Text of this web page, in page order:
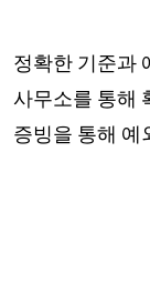
정확한 기준과
사무소를 통해
증빙을 통해 예